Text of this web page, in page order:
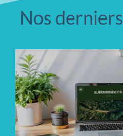
Nos derniers